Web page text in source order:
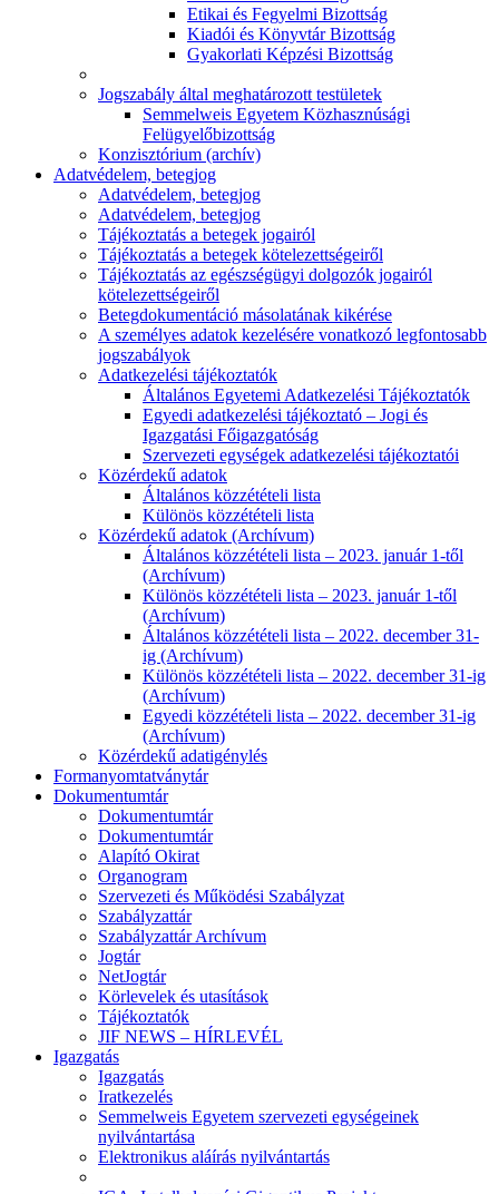
Etikai és Fegyelmi Bizottság
Kiadói és Könyvtár Bizottság
Gyakorlati Képzési Bizottság
Jogszabály által meghatározott testületek
Semmelweis Egyetem Közhasznúsági
Felügyelőbizottság
Konzisztórium (archív)
Adatvédelem, betegjog
Adatvédelem, betegjog
Adatvédelem, betegjog
Tájékoztatás a betegek jogairól
Tájékoztatás a betegek kötelezettségeiről
Tájékoztatás az egészségügyi dolgozók jogairól
kötelezettségeiről
Betegdokumentáció másolatának kikérése
A személyes adatok kezelésére vonatkozó legfontosabb
jogszabályok
Adatkezelési tájékoztatók
Általános Egyetemi Adatkezelési Tájékoztatók
Egyedi adatkezelési tájékoztató – Jogi és
Igazgatási Főigazgatóság
Szervezeti egységek adatkezelési tájékoztatói
Közérdekű adatok
Általános közzétételi lista
Különös közzétételi lista
Közérdekű adatok (Archívum)
Általános közzétételi lista – 2023. január 1-től
(Archívum)
Különös közzétételi lista – 2023. január 1-től
(Archívum)
Általános közzétételi lista – 2022. december 31-
ig (Archívum)
Különös közzétételi lista – 2022. december 31-ig
(Archívum)
Egyedi közzétételi lista – 2022. december 31-ig
(Archívum)
Közérdekű adatigénylés
Formanyomtatványtár
Dokumentumtár
Dokumentumtár
Dokumentumtár
Alapító Okirat
Organogram
Szervezeti és Működési Szabályzat
Szabályzattár
Szabályzattár Archívum
Jogtár
NetJogtár
Körlevelek és utasítások
Tájékoztatók
JIF NEWS – HÍRLEVÉL
Igazgatás
Igazgatás
Iratkezelés
Semmelweis Egyetem szervezeti egységeinek
nyilvántartása
Elektronikus aláírás nyilvántartás